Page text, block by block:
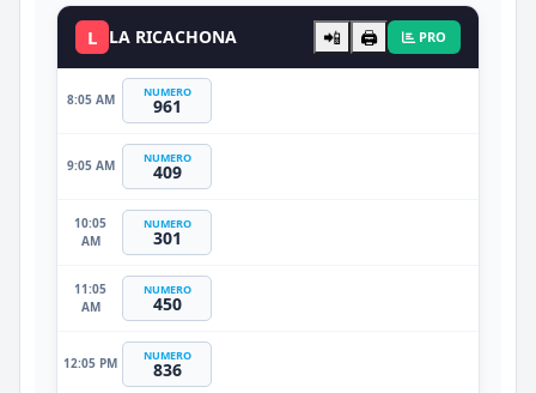
L LA RICACHONA 📲 🖨️ PRO
8:05 AM NUMERO
961
9:05 AM NUMERO
409
10:05
AM
NUMERO
301
11:05
AM
NUMERO
450
12:05 PM NUMERO
836